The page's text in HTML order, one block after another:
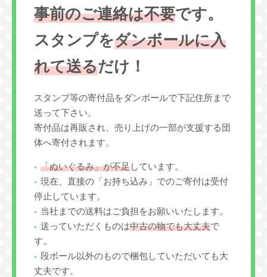
事前のご連絡は不要です。
スタンプをダンボールに入
れて送るだけ！
スタンプ等の寄付品をダンボールで下記住所まで
送って下さい。
寄付品は再販され、売り上げの一部が支援する団
体へ寄付されます。
「ぬいぐるみ」が不足しています。
現在、直接の「お持ち込み」でのご寄付は受付
停止しています。
当社までの送料はご負担をお願いいたします。
送っていただくものは中古の物でも大丈夫で
す。
段ボール以外のもので梱包していただいても大
丈夫です。